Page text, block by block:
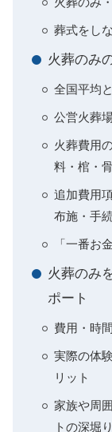
葬式をし
火葬のみ
全国平均
公営火葬
火葬費用
料・棺・
追加費用
布施・手
「一番お
火葬のみ
ポート
費用・時
実際の体
リット
家族や周
トの深堀り